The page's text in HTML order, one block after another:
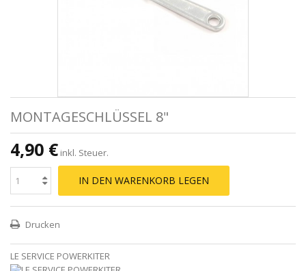
MONTAGESCHLÜSSEL 8"
4,90 € inkl. Steuer.
IN DEN WARENKORB LEGEN
Drucken
LE SERVICE POWERKITER